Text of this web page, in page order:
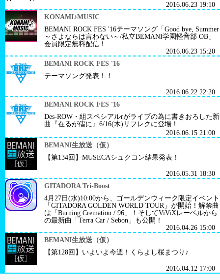
2016.06.23 19:10
KONAMI♪MUSIC
BEMANI ROCK FES '16テーマソング「Good bye, Summer
～さよならは言わない～/私立BEMANI学園軽音部 OB」
会員限定無料配信！
2016.06.23 15:20
BEMANI ROCK FES '16
テーマソング発表！！
2016.06.22 22:20
BEMANI ROCK FES '16
Des-ROW・組スペシアルrがライブの為に書きおろした新
曲『在るが儘に』6/16(木)リフレクに登場！
2016.06.15 21:00
BEMANI生放送（仮）
【第134回】MUSECAシュクコン結果発表！
2016.05.31 18:30
GITADORA Tri-Boost
4月27日(水)10:00から、ゴールデンウィーク限定イベント
「GITADORA GOLDEN WORLD TOUR」が開始！解禁曲
は「Burning Cremation / 96」！そしてViViXレーベルから
の最新曲「Terra Car / Sebon」も公開！
2016.04.26 15:00
BEMANI生放送（仮）
【第128回】いよいよ今週！くらよし桜まつり♪
2016.04.12 17:00